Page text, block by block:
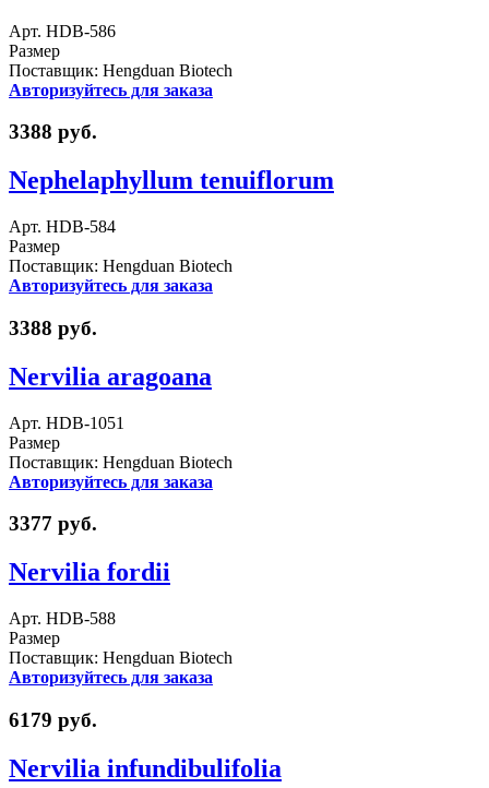
Арт. HDB-586
Размер
Поставщик: Hengduan Biotech
Авторизуйтесь для заказа
3388 руб.
Nephelaphyllum tenuiflorum
Арт. HDB-584
Размер
Поставщик: Hengduan Biotech
Авторизуйтесь для заказа
3388 руб.
Nervilia aragoana
Арт. HDB-1051
Размер
Поставщик: Hengduan Biotech
Авторизуйтесь для заказа
3377 руб.
Nervilia fordii
Арт. HDB-588
Размер
Поставщик: Hengduan Biotech
Авторизуйтесь для заказа
6179 руб.
Nervilia infundibulifolia